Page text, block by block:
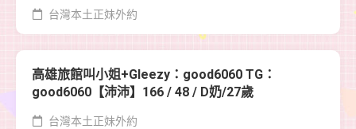
台灣本土正妹外約
高雄旅館叫小姐+Gleezy：good6060 TG：
good6060【沛沛】166 / 48 / D奶/27歲
台灣本土正妹外約